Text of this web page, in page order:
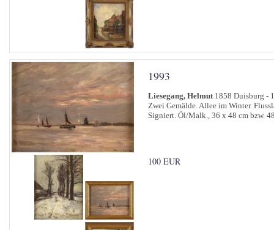
1993
Liesegang, Helmut1858 Duisburg -
Zwei Gemälde. Allee im Winter.
Signiert. Öl/Malk., 36 x 48 cm bzw.
100 EUR